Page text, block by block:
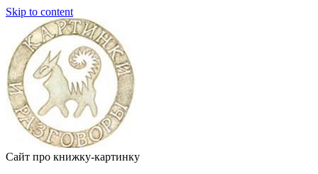
Skip to content
Сайт про книжку-картинку